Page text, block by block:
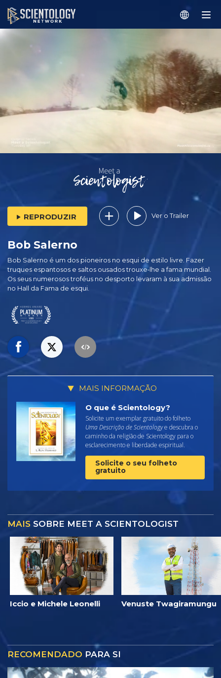
REPRODUZIR Ver o Trailer
Bob Salerno
Bob Salerno é um dos pioneiros no esqui de estilo livre. Fazer
truques espantosos e saltos ousados trouxe‑lhe a fama mundial.
Os seus numerosos troféus no desporto levaram à sua admissão
no Hall da Fama de esqui.
MAIS INFORMAÇÃO
O que é Scientology?
Solicite um exemplar gratuito do folheto
Uma Descrição de Scientologye descubra o
caminho da religião de Scientology para o
esclarecimento e liberdade espiritual.
Solicite o seu folheto
gratuito
MAIS SOBRE MEET A SCIENTOLOGIST
Iccio e Michele Leonelli Venuste Twagiramungu
RECOMENDADO PARA SI